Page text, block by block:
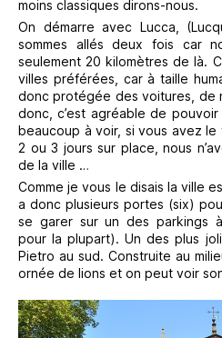
moins classiques dirons-nous.
On démarre avec Lucca,
sommes allés deux fois car
seulement 20 kilomètres de là.
villes préférées, car à taille
donc protégée des voitures, de
donc, c’est agréable de
beaucoup à voir, si vous avez
2 ou 3 jours sur place, nous
de la ville …
Comme je vous le disais la ville
a donc plusieurs portes (six)
se garer sur un des parkings
pour la plupart). Un des plus
Pietro au sud. Construite au
ornée de lions et on peut voir